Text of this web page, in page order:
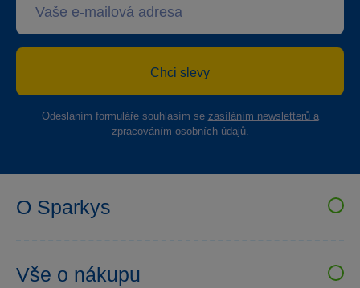
Chci slevy
Odesláním formuláře souhlasím se zasíláním newsletterů a
zpracováním osobních údajů.
O Sparkys
Sparkys klub
Vše o nákupu